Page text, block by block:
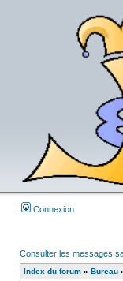
Connexion
Consulter les messages
Index du forum » Bureau